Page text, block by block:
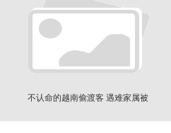
不认命的越南偷渡客 遇难家属被